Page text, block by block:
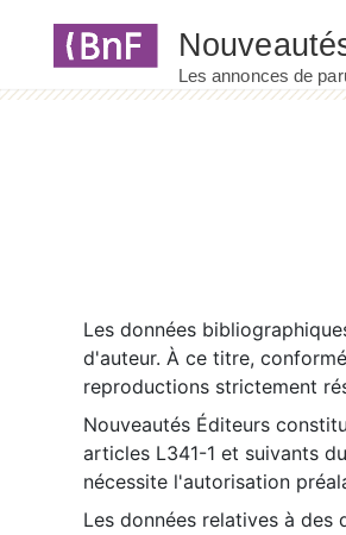
Les données
d'auteur. À ce titre,
reproductions strictement
Nouveautés Éditeurs
articles L341-1 et suivants
nécessite l'autorisation
Les données relatives à des